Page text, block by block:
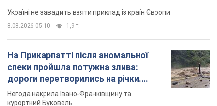
за газ через покази зіпсованого
лічильника: суддя ухвалив
неочікуване рішення
Чи треба платити борг через донарахування
5 годин тому 30,6 т.